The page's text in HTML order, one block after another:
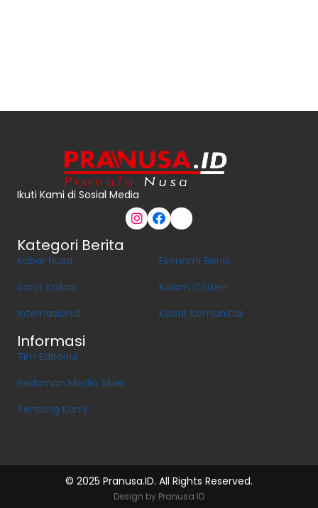
Ikuti Kami di Sosial Media
Kategori Berita
Kabar Nusa
Sorot Kalbar
Internasional
Ekonomi Bisnis
Kolom Citizen
Kabar Komunitas
Informasi
Tim Editorial
Pedoman Media Siber
Tentang Kami
© 2025 Pranusa.ID. All Rights Reserved.
Design by Pranusa.ID